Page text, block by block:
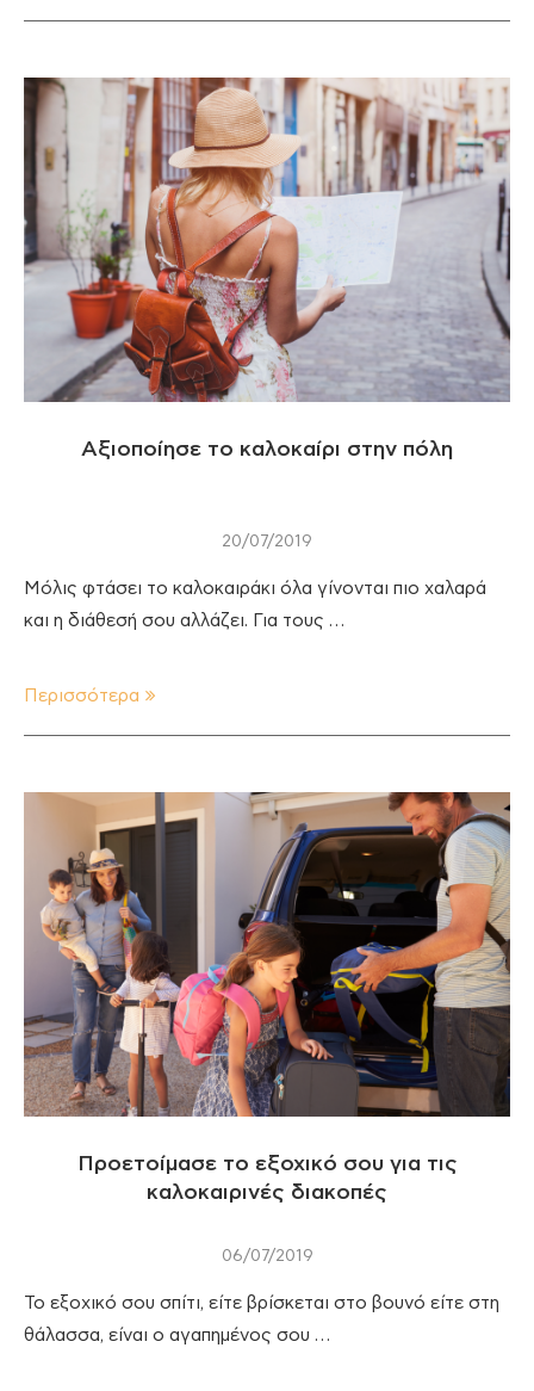
Αξιοποίησε το καλοκαίρι στην πόλη
20/07/2019
Μόλις φτάσει το καλοκαιράκι όλα γίνονται πιο χαλαρά
και η διάθεσή σου αλλάζει. Για τους …
Περισσότερα
Προετοίμασε το εξοχικό σου για τις
καλοκαιρινές διακοπές
06/07/2019
Το εξοχικό σου σπίτι, είτε βρίσκεται στο βουνό είτε στη
θάλασσα, είναι ο αγαπημένος σου …